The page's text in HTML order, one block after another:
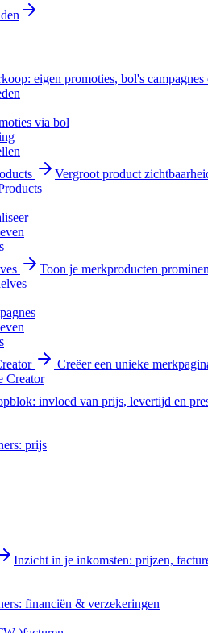
eigen promoties, bol's
via bol
Vergroot product
Toon je merkproducten
Creëer een unieke
Creator
invloed van prijs, levertijd en
prijs
Inzicht in je inkomsten: prijzen,
financiën & verzekeringen